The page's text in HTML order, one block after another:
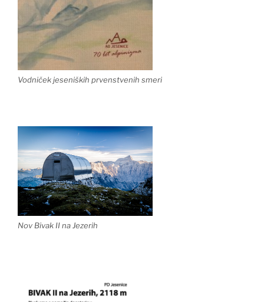
Vodniček jeseniških prvenstvenih smeri
Nov Bivak II na Jezerih